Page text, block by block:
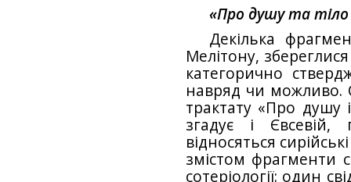
«Про душу та тіло
Декілька
Мелітону,
категорично
навряд чи
трактату «Про душу
згадує і
відносяться
змістом фрагменти
сотеріології: один